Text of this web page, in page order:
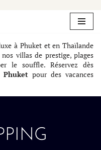
à Phuket et en Thaïlande
villas de prestige, plages
le souffle. Réservez dès
pour des vacances